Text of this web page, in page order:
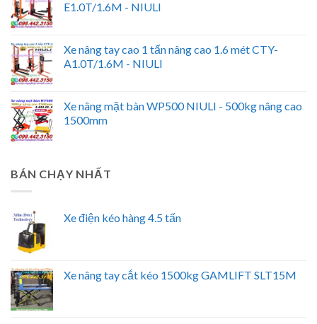
E1.0T/1.6M - NIULI
Xe nâng tay cao 1 tấn nâng cao 1.6 mét CTY-
A1.0T/1.6M - NIULI
Xe nâng mặt bàn WP500 NIULI - 500kg nâng cao
1500mm
BÁN CHẠY NHẤT
Xe điện kéo hàng 4.5 tấn
Xe nâng tay cắt kéo 1500kg GAMLIFT SLT15M